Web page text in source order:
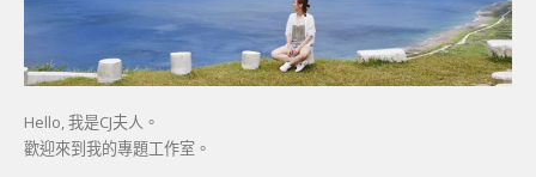
Hello, 我是CJ夫人。
歡迎來到我的專題工作室。